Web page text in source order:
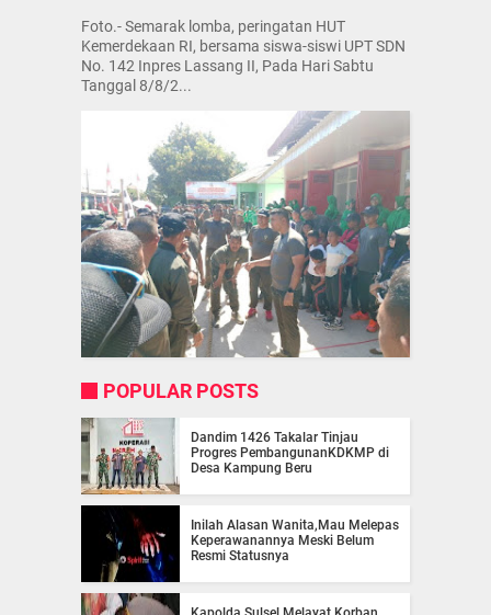
Foto.- Semarak lomba, peringatan HUT
Kemerdekaan RI, bersama siswa-siswi UPT SDN
No. 142 Inpres Lassang II, Pada Hari Sabtu
Tanggal 8/8/2...
POPULAR POSTS
Dandim 1426 Takalar Tinjau
Progres PembangunanKDKMP di
Desa Kampung Beru
Inilah Alasan Wanita,Mau Melepas
Keperawanannya Meski Belum
Resmi Statusnya